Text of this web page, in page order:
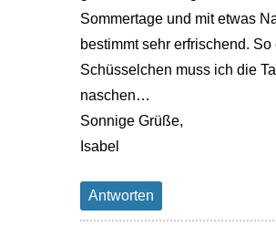
Sommertage und mit etwas
bestimmt sehr erfrischend. So
Schüsselchen muss ich die
naschen…
Sonnige Grüße,
Isabel
Antworten